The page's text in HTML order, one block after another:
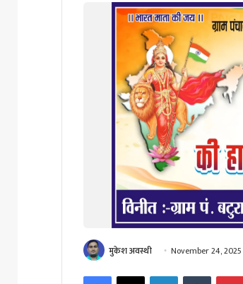
मुकेश अवस्थी November 24, 2025
FacebookX LinkedInTumblr